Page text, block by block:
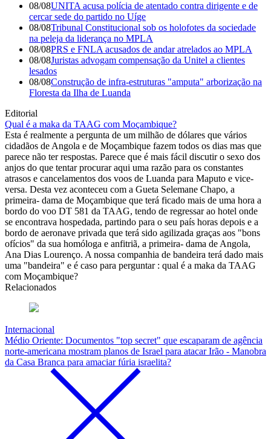
08/08UNITA acusa polícia de atentado contra dirigente e de
cercar sede do partido no Uíge
08/08Tribunal Constitucional sob os holofotes da sociedade
na peleja da liderança no MPLA
08/08PRS e FNLA acusados de andar atrelados ao MPLA
08/08Juristas advogam compensação da Unitel a clientes
lesados
08/08Construção de infra-estruturas "amputa" arborização na
Floresta da Ilha de Luanda
Editorial
Qual é a maka da TAAG com Moçambique?
Esta é realmente a pergunta de um milhão de dólares que vários
cidadãos de Angola e de Moçambique fazem todos os dias mas que
parece não ter respostas. Parece que é mais fácil discutir o sexo dos
anjos do que tentar procurar aqui uma razão para os constantes
atrasos e cancelamentos dos voos de Luanda para Maputo e vice-
versa. Desta vez aconteceu com a Gueta Selemane Chapo, a
primeira- dama de Moçambique que terá ficado mais de uma hora a
bordo do voo DT 581 da TAAG, tendo de regressar ao hotel onde
se encontrava hospedada, partindo para o seu país horas depois e a
bordo de aeronave privada que terá sido agilizada graças aos "bons
ofícios" da sua homóloga e anfitriã, a primeira- dama de Angola,
Ana Dias Lourenço. A nossa companhia de bandeira terá dado mais
uma "bandeira" e é caso para perguntar : qual é a maka da TAAG
com Moçambique?
Relacionados
Internacional
Médio Oriente: Documentos "top secret" que escaparam de agência
norte-americana mostram planos de Israel para atacar Irão - Manobra
da Casa Branca para amaciar fúria israelita?